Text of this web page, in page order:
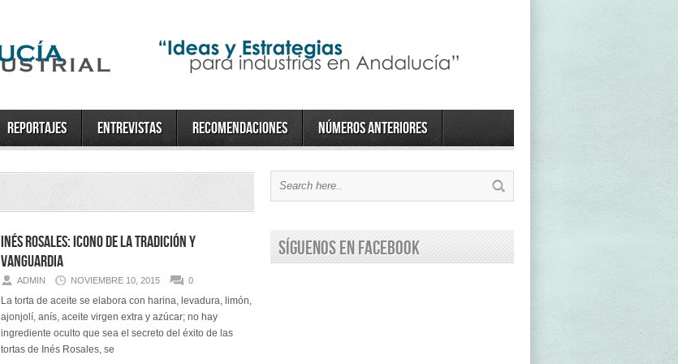
Reportajes Entrevistas Recomendaciones Números anteriores
Inés Rosales: icono de la tradición y
vanguardia
ADMIN NOVIEMBRE 10, 2015 0
La torta de aceite se elabora con harina, levadura, limón,
ajonjolí, anís, aceite virgen extra y azúcar; no hay
ingrediente oculto que sea el secreto del éxito de las
tortas de Inés Rosales, se
Síguenos en Facebook